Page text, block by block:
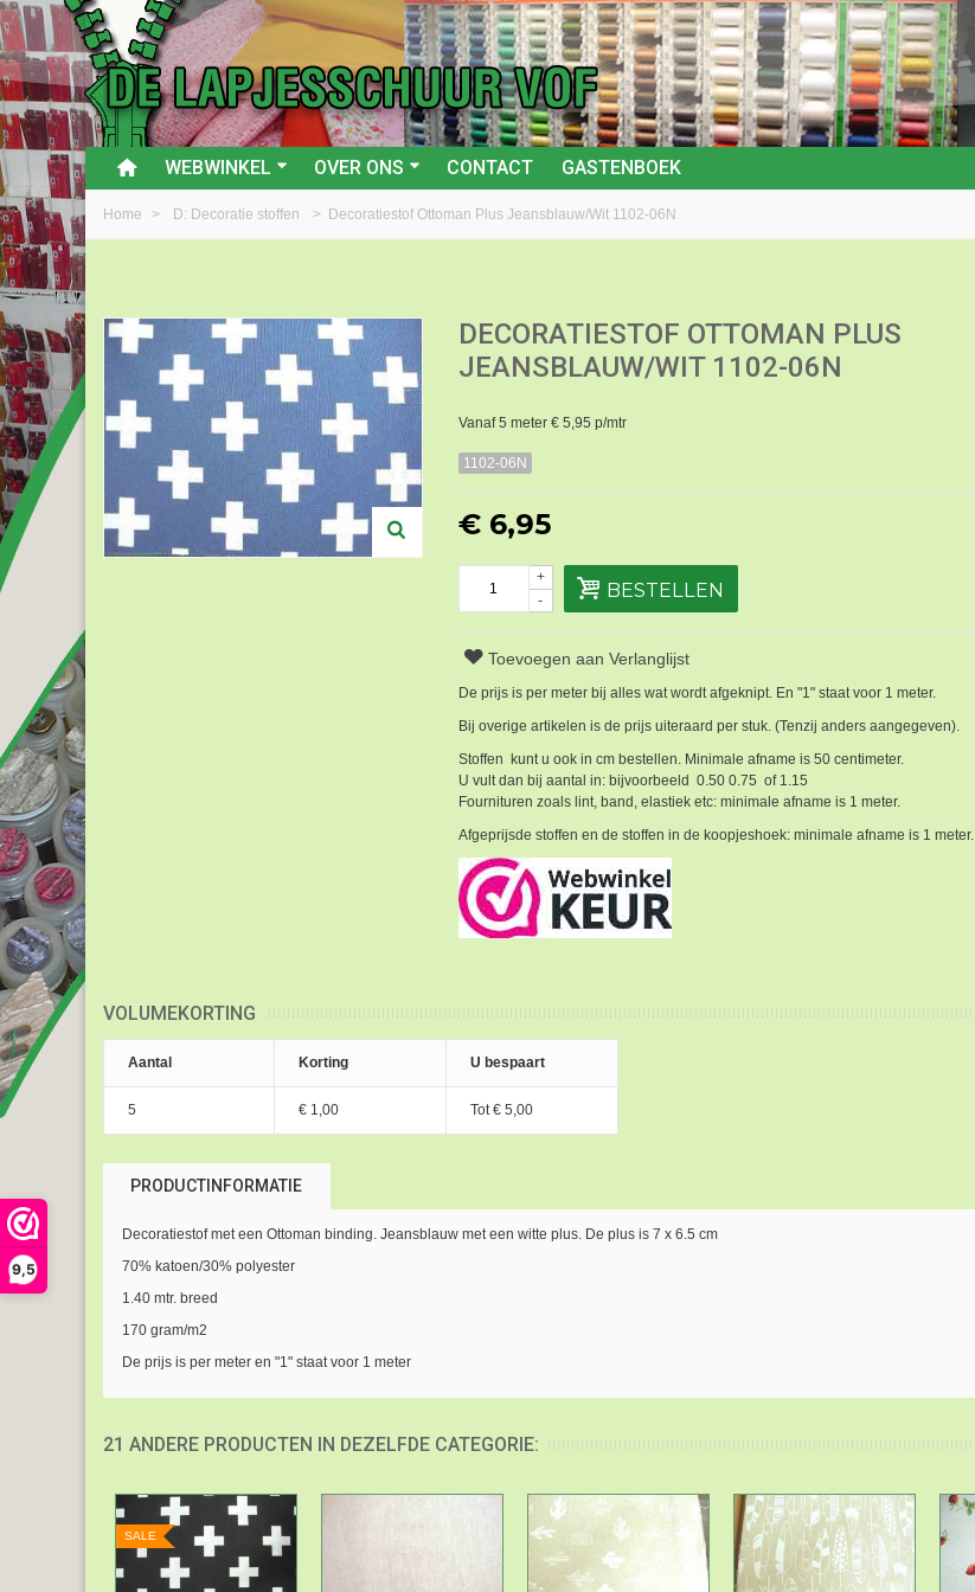
9,5
WEBWINKEL OVER ONS CONTACT GASTENBOEK
Home > D: Decoratie stoffen > Decoratiestof Ottoman Plus Jeansblauw/Wit 1102-06N
DECORATIESTOF OTTOMAN PLUS
JEANSBLAUW/WIT 1102-06N
Vanaf 5 meter € 5,95 p/mtr
1102-06N
€ 6,95
-
+
BESTELLEN
Toevoegen aan Verlanglijst
De prijs is per meter bij alles wat wordt afgeknipt. En "1" staat voor 1 meter.
Bij overige artikelen is de prijs uiteraard per stuk. (Tenzij anders aangegeven).
Stoffen kunt u ook in cm bestellen. Minimale afname is 50 centimeter.
U vult dan bij aantal in: bijvoorbeeld 0.50 0.75 of 1.15
Fournituren zoals lint, band, elastiek etc: minimale afname is 1 meter.
Afgeprijsde stoffen en de stoffen in de koopjeshoek: minimale afname is 1 meter.
VOLUMEKORTING
Aantal Korting U bespaart
5 € 1,00 Tot€ 5,00
PRODUCTINFORMATIE
Decoratiestof met een Ottoman binding. Jeansblauw met een witte plus. De plus is 7 x 6.5 cm
70% katoen/30% polyester
1.40 mtr. breed
170 gram/m2
De prijs is per meter en "1" staat voor 1 meter
21 ANDERE PRODUCTEN IN DEZELFDE CATEGORIE:
SALE